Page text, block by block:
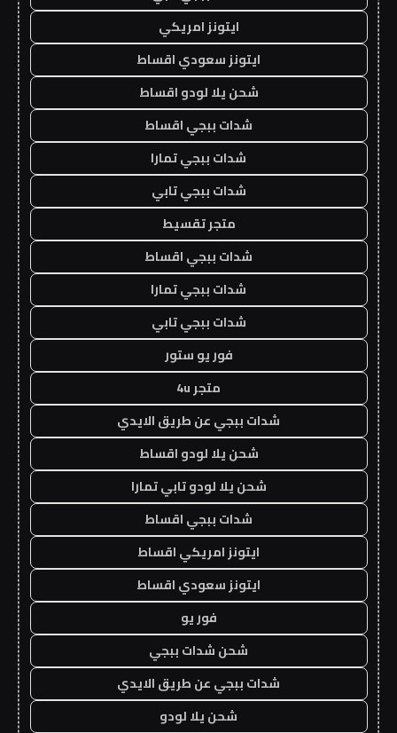
ايتونز امريكي
ايتونز سعودي اقساط
شحن يلا لودو اقساط
شدات ببجي اقساط
شدات ببجي تمارا
شدات ببجي تابي
متجر تقسيط
شدات ببجي اقساط
شدات ببجي تمارا
شدات ببجي تابي
فور يو ستور
متجر 4u
شدات ببجي عن طريق الايدي
شحن يلا لودو اقساط
شحن يلا لودو تابي تمارا
شدات ببجي اقساط
ايتونز امريكي اقساط
ايتونز سعودي اقساط
فور يو
شحن شدات ببجي
شدات ببجي عن طريق الايدي
شحن يلا لودو